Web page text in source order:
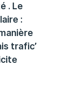
. Le
:
trafic’